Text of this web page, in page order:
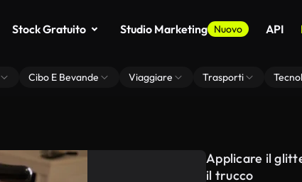
Stock Gratuito Studio Marketing Nuovo API
Cibo E Bevande Viaggiare Trasporti
Applicare il
il trucco